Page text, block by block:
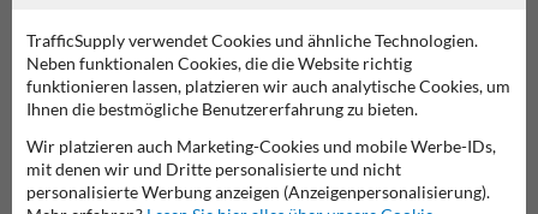
Gefahrenzeichen Vorfahrtsschilder
TrafficSupply verwendet Cookies und ähnliche Technologien.
Neben funktionalen Cookies, die die Website richtig
funktionieren lassen, platzieren wir auch analytische Cookies, um
Ihnen die bestmögliche Benutzererfahrung zu bieten.
Wir platzieren auch Marketing-Cookies und mobile Werbe-IDs,
mit denen wir und Dritte personalisierte und nicht
personalisierte Werbung anzeigen (Anzeigenpersonalisierung).